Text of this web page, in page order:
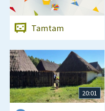
Tamtam
20:01